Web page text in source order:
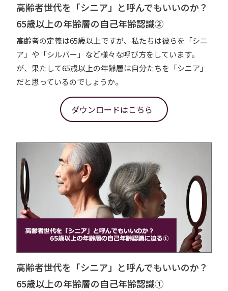
高齢者世代を「シニア」と呼んでもいいのか？
65歳以上の年齢層の自己年齢認識②
高齢者の定義は65歳以上ですが、私たちは彼らを「シニ
ア」や「シルバー」など様々な呼び方をしています。
が、果たして65歳以上の年齢層は自分たちを「シニア」
だと思っているのでしょうか。
ダウンロードはこちら
高齢者世代を「シニア」と呼んでもいいのか？
65歳以上の年齢層の自己年齢認識①